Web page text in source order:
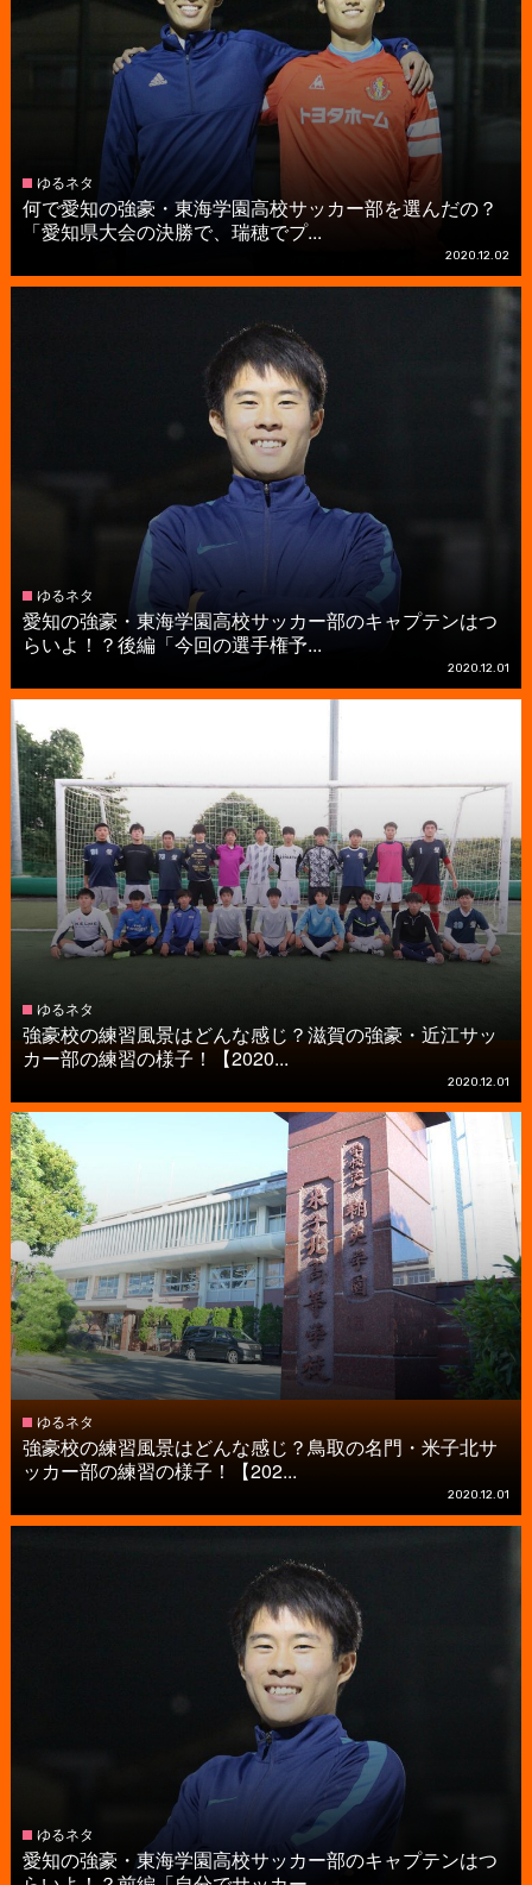
ゆるネタ
何で愛知の強豪・東海学園高校サッカー部を選んだの？
「愛知県大会の決勝で、瑞穂でプ...
2020.12.02
ゆるネタ
愛知の強豪・東海学園高校サッカー部のキャプテンはつ
らいよ！？後編「今回の選手権予...
2020.12.01
ゆるネタ
強豪校の練習風景はどんな感じ？滋賀の強豪・近江サッ
カー部の練習の様子！【2020...
2020.12.01
ゆるネタ
強豪校の練習風景はどんな感じ？鳥取の名門・米子北サ
ッカー部の練習の様子！【202...
2020.12.01
ゆるネタ
愛知の強豪・東海学園高校サッカー部のキャプテンはつ